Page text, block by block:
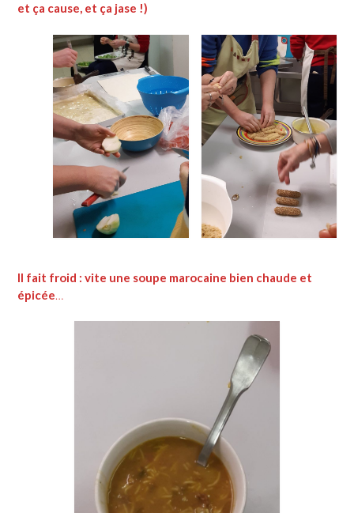
et ça cause, et ça jase !)
Il fait froid : vite une soupe marocaine bien chaude et
épicée